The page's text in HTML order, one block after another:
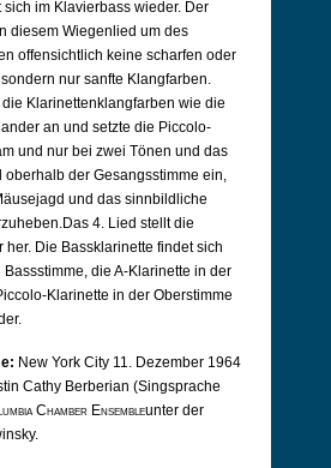
im Klavierbass wieder. Der
diesem Wiegenlied um des
offensichtlich keine scharfen oder
nur sanfte Klangfarben.
Klarinettenklangfarben wie die
an und setzte die Piccolo-
und nur bei zwei Tönen und das
der Gesangsstimme ein,
und das sinnbildliche
Das 4. Lied stellt die
her. Die Bassklarinette findet sich
die A-Klarinette in der
Klarinette in der Oberstimme
New York City 11. Dezember 1964
Cathy Berberian (Singsprache
Chamber Ensembleunter der